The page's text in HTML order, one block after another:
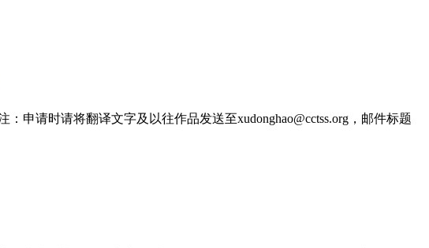
申请时请将翻译文字及以往作品发送至xudonghao@cctss.org，邮件标题